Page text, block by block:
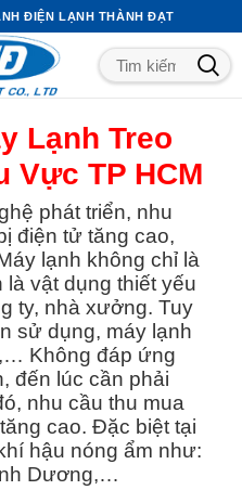
ĐIỆN LẠNH THÀNH ĐẠT
Lạnh Treo
Vực TP HCM
phát triển, nhu
điện tử tăng cao,
lạnh không chỉ là
là vật dụng thiết yếu
ty, nhà xưởng. Tuy
sử dụng, máy lạnh
Không đáp ứng
đến lúc cần phải
nhu cầu thu mua
cao. Đặc biệt tại
hậu nóng ẩm như:
Dương,…